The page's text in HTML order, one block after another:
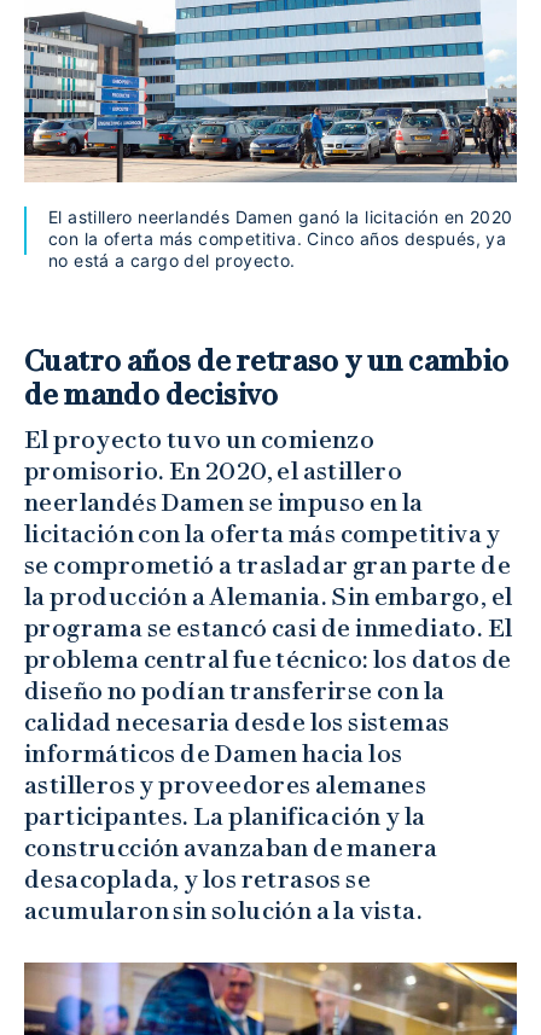
El astillero neerlandés Damen ganó la licitación en 2020
con la oferta más competitiva. Cinco años después, ya
no está a cargo del proyecto.
Cuatro años de retraso y un cambio
de mando decisivo
El proyecto tuvo un comienzo
promisorio. En 2020, el astillero
neerlandés Damen se impuso en la
licitación con la oferta más competitiva y
se comprometió a trasladar gran parte de
la producción a Alemania. Sin embargo, el
programa se estancó casi de inmediato. El
problema central fue técnico: los datos de
diseño no podían transferirse con la
calidad necesaria desde los sistemas
informáticos de Damen hacia los
astilleros y proveedores alemanes
participantes. La planificación y la
construcción avanzaban de manera
desacoplada, y los retrasos se
acumularon sin solución a la vista.